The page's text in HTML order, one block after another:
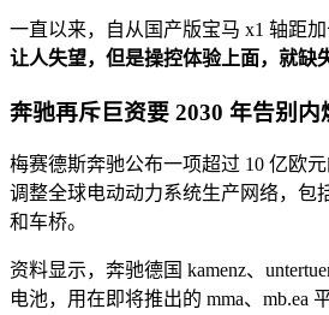
一直以来，自从国产版宝马 x1 轴距加
让人失望，但是操控体验上面，就缺
奔驰再斥巨资要 2030 年告别内
梅赛德斯奔驰公布一项超过 10 亿欧
调整全球电动动力系统生产网络，包
和车桥。
资料显示，奔驰德国 kamenz、
电池，用在即将推出的 mma、mb.ea